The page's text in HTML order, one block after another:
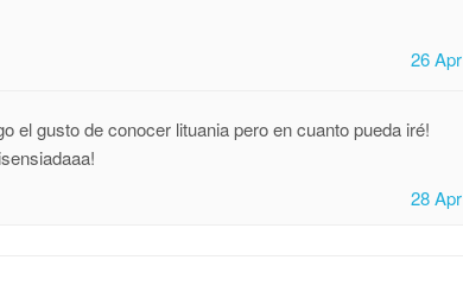
26 Apr
el gusto de conocer lituania pero en cuanto pueda iré!
28 Apr